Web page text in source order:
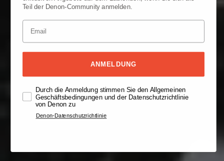
Teil der Denon-Community anmelden.
ANMELDUNG
Durch die Anmeldung stimmen Sie den Allgemeinen
Geschäftsbedingungen und der Datenschutzrichtlinie
von Denon zu
Denon-Datenschutzrichtlinie